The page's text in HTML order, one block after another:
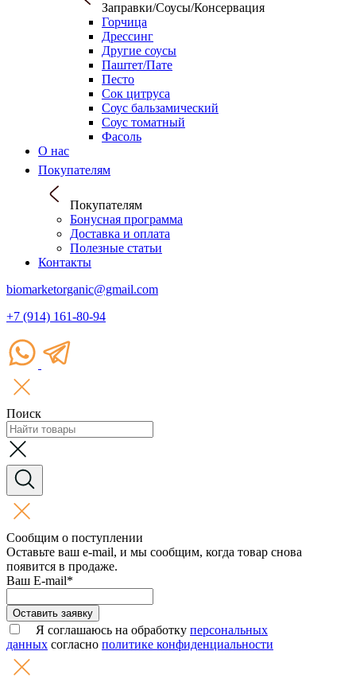
Заправки/Соусы/Консервация
Горчица
Дрессинг
Другие соусы
Паштет/Пате
Песто
Сок цитруса
Соус бальзамический
Соус томатный
Фасоль
О нас
Покупателям
Покупателям
Бонусная программа
Доставка и оплата
Полезные статьи
Контакты
biomarketorganic@gmail.com
+7 (914) 161-80-94
Поиск
Сообщим о поступлении
Оставьте ваш e-mail, и мы сообщим, когда товар снова
появится в продаже.
Ваш E-mail*
Оставить заявку
Я соглашаюсь на обработку персональных
данных согласно политике конфиденциальности